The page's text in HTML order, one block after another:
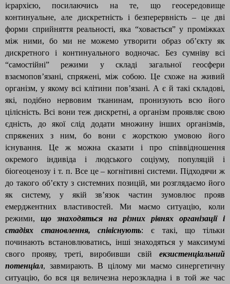
ієрархією, посилаючись на те, що геосередовище
континуальне, але дискретність і безперервність – це дві
форми сприйняття реальності, яка “ховається” у проміжках
між ними, бо ми не можемо утворити образ об’єкту як
дискретного і континуального водночас. Без сумніву всі
“самостійні” режими у складі загальної геосфери
взаємопов’язані, спряжені, між собою. Це схоже на живий
організм, у якому всі клітини пов’язані. А є й такі складові,
які, подібно нервовим тканинам, пронизують всю його
цілісність. Всі вони теж дискретні, а організм проявляє свою
єдність, до якої слід додати множину інших організмів,
спряжених з ним, бо вони є жорсткою умовою його
існування. Це ж можна сказати і про співвідношення
окремого індивіда і людського соціуму, популяцій і
біогеоценозу і т. п. Все це – когнітивні системи. Підходячи ж
до такого об’єкту з системних позицій, ми розглядаємо його
як систему, у якій зв’язок частин зумовлює прояв
емерджентних властивостей. Ми маємо ситуацію, коли
режими, що знаходяться на різних рівнях організації і
стадіях становлення, співіснують: є такі, що тільки
починають встановлюватись, інші знаходяться у максимумі
свого прояву, треті, виробивши свій екзистенціальний
потенціал, завмирають. В цілому ми маємо синергетичну
ситуацію, бо вся ця величезна нерозкладна і в той же час